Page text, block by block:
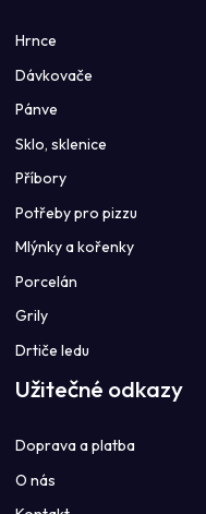
Hrnce
Dávkovače
Pánve
Sklo, sklenice
Příbory
Potřeby pro pizzu
Mlýnky a kořenky
Porcelán
Grily
Drtiče ledu
Užitečné odkazy
Doprava a platba
O nás